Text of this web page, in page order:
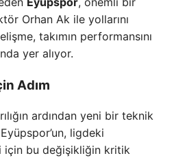
Orhan Ak ile yollarını
takımın performansını
yer alıyor.
Adım
ardından yeni bir teknik
ligdeki
için bu değişikliğin kritik